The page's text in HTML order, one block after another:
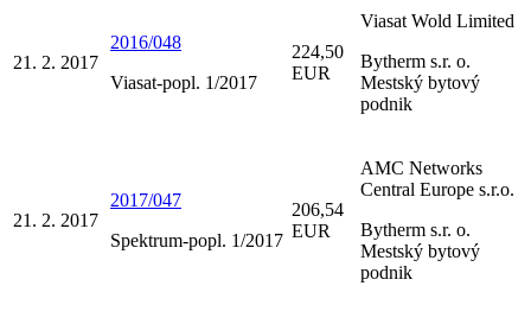
21. 2. 2017
2016/048
Viasat-popl. 1/2017
224,50
EUR
Viasat Wold Limited
Bytherm s.r. o.
Mestský bytový
podnik
21. 2. 2017
2017/047
Spektrum-popl. 1/2017
206,54
EUR
AMC Networks
Central Europe s.r.o.
Bytherm s.r. o.
Mestský bytový
podnik